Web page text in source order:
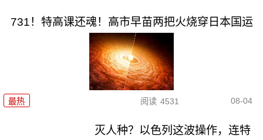
731！特高课还魂！高市早苗两把火烧穿日本国运
最热 阅读 4531 08-04
灭人种？以色列这波操作，连特